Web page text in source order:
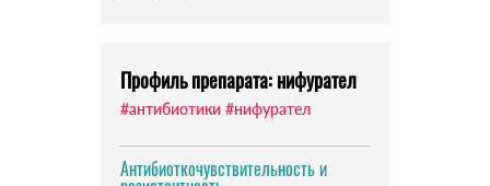
Профиль препарата: нифурател
#антибиотики #нифурател
Антибиоткочувствительность и